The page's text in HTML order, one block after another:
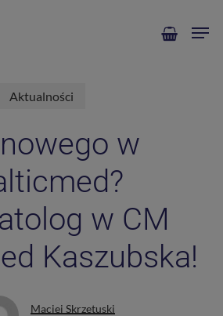
Aktualności
w
w CM
Kaszubska!
Maciej Skrzetuski